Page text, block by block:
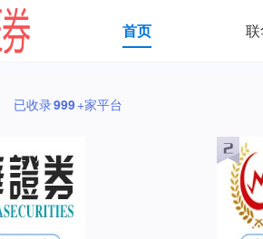
首页
已收录999+家平台